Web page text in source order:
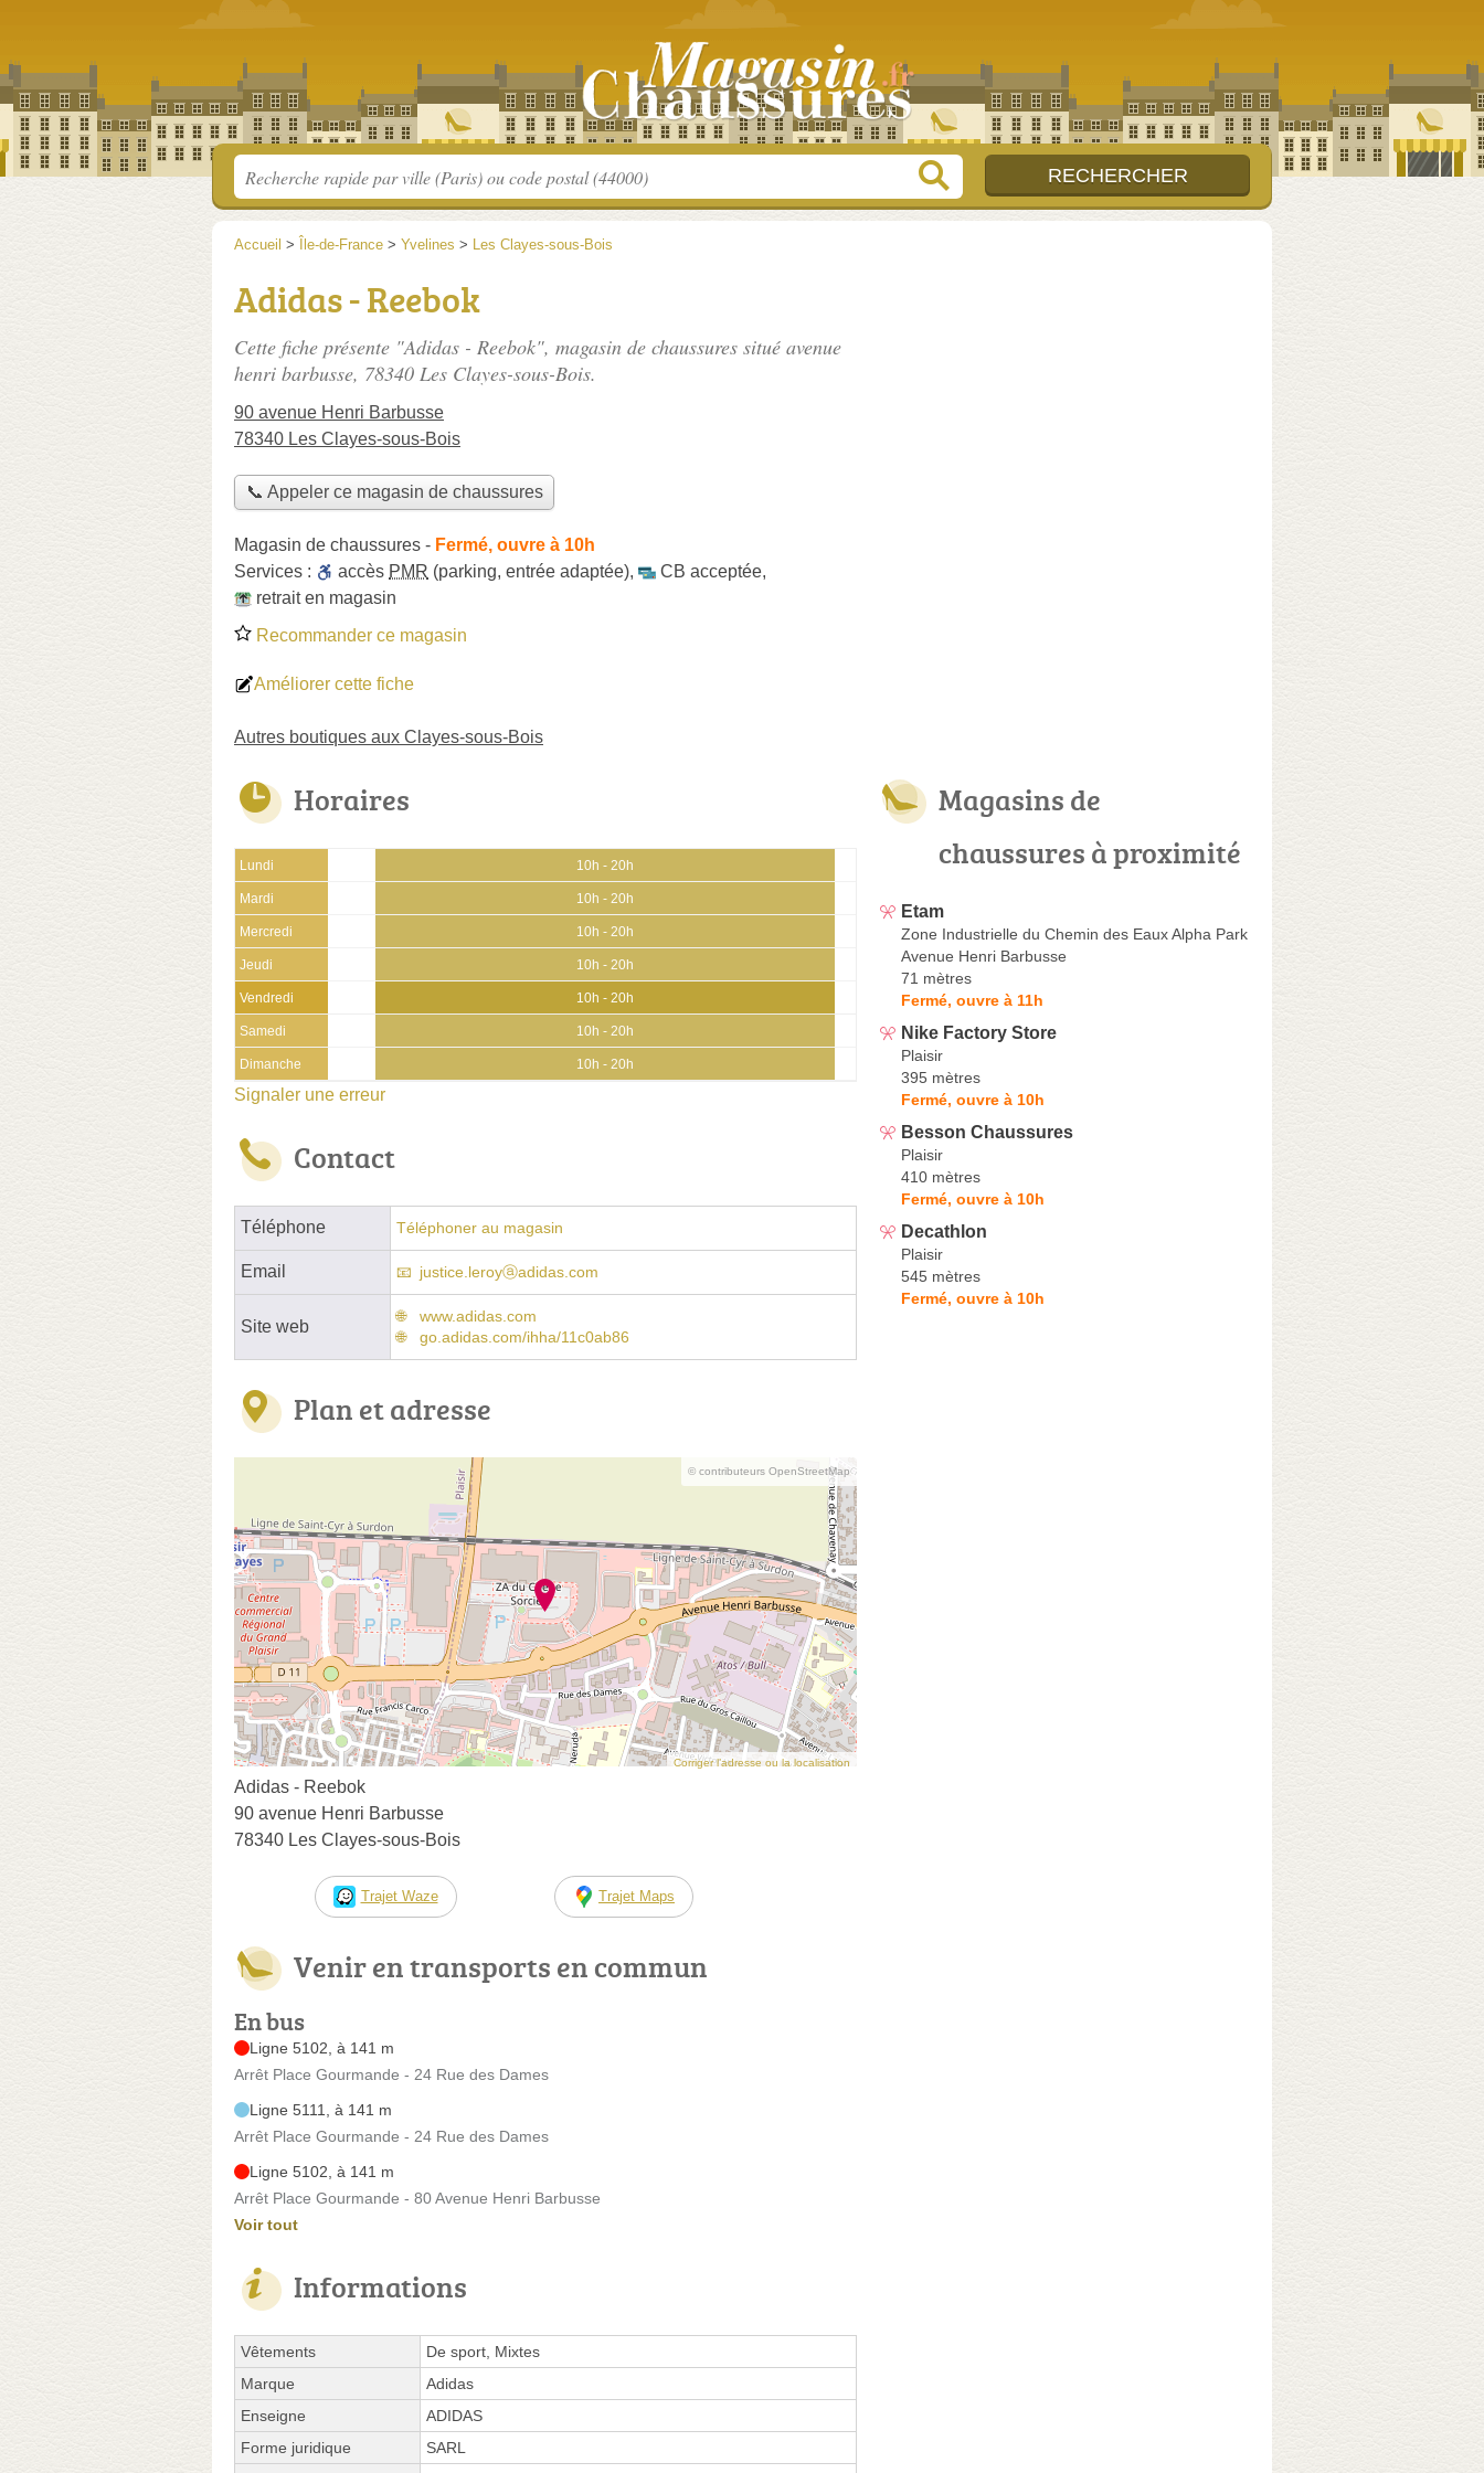
Accueil > Île-de-France > Yvelines > Les Clayes-sous-Bois
Adidas - Reebok
Cette fiche présente "Adidas - Reebok", magasin de chaussures situé avenue
henri barbusse, 78340 Les Clayes-sous-Bois.
90 avenue Henri Barbusse
78340 Les Clayes-sous-Bois
📞 Appeler ce magasin de chaussures
Magasin de chaussures - Fermé, ouvre à 10h
Services :
accès PMR (parking, entrée adaptée), CB acceptée,
retrait en magasin
Recommander ce magasin
Améliorer cette fiche
Autres boutiques aux Clayes-sous-Bois
Horaires
Lundi 10h - 20h
Mardi 10h - 20h
Mercredi 10h - 20h
Jeudi 10h - 20h
Vendredi 10h - 20h
Samedi 10h - 20h
Dimanche 10h - 20h
Signaler une erreur
Contact
Téléphone Téléphoner au magasin
Email justice.leroyⓐadidas.com
Site web
www.adidas.com
go.adidas.com/ihha/11c0ab86
Plan et adresse
© contributeurs OpenStreetMap
Corriger l’adresse ou la localisation
Adidas - Reebok
90 avenue Henri Barbusse
78340 Les Clayes-sous-Bois
Trajet Waze Trajet Maps
Venir en transports en commun
En bus
Ligne 5102, à 141 m
Arrêt Place Gourmande - 24 Rue des Dames
Ligne 5111, à 141 m
Arrêt Place Gourmande - 24 Rue des Dames
Ligne 5102, à 141 m
Arrêt Place Gourmande - 80 Avenue Henri Barbusse
Voir tout
Informations
Vêtements
De sport, Mixtes
Marque
Adidas
Enseigne
ADIDAS
Forme juridique
SARL
Magasins de
chaussures à proximité
Etam
Zone Industrielle du Chemin des Eaux Alpha Park
Avenue Henri Barbusse
71 mètres
Fermé, ouvre à 11h
Nike Factory Store
Plaisir
395 mètres
Fermé, ouvre à 10h
Besson Chaussures
Plaisir
410 mètres
Fermé, ouvre à 10h
Decathlon
Plaisir
545 mètres
Fermé, ouvre à 10h